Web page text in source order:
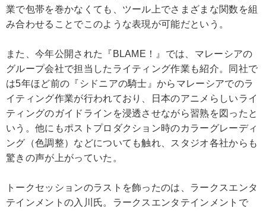
業で包帯を巻かなくても、ツール上でさまざまな関数を組
み合わせることでこのような表現が可能だという。
また、今年公開された『BLAME！』では、マレーシアの
グループ会社で担当したライティング作業も紹介。同社で
は5年ほど前の『シドニアの騎士』からマレーシアでのラ
イティング作業が行われており、日本のアニメらしいライ
ティングのガイドラインを浸透させながら習熟を図ったと
いう。他にもポストプロダクション時のカラーグレーディ
ング（色調整）などについても触れ、スタジオ各社からも
驚きの声が上がっていた。
トークセッションのラストを飾ったのは、ラークスエンタ
テインメントの入川氏。ラークスエンタテインメントで